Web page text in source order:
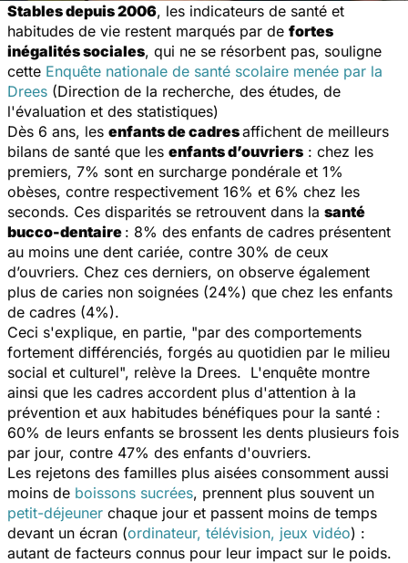
Stables depuis 2006, les indicateurs de santé et
habitudes de vie restent marqués par de fortes
inégalités sociales, qui ne se résorbent pas, souligne
cette Enquête nationale de santé scolaire menée par la
Drees (Direction de la recherche, des études, de
l'évaluation et des statistiques)
Dès 6 ans, les enfants de cadresaffichent de meilleurs
bilans de santé que les enfants d’ouvriers : chez les
premiers, 7% sont en surcharge pondérale et 1%
obèses, contre respectivement 16% et 6% chez les
seconds. Ces disparités se retrouvent dans la santé
bucco-dentaire : 8% des enfants de cadres présentent
au moins une dent cariée, contre 30% de ceux
d’ouvriers. Chez ces derniers, on observe également
plus de caries non soignées (24%) que chez les enfants
de cadres (4%).
Ceci s'explique, en partie, "par des comportements
fortement différenciés, forgés au quotidien par le milieu
social et culturel", relève la Drees. L'enquête montre
ainsi que les cadres accordent plus d'attention à la
prévention et aux habitudes bénéfiques pour la santé :
60% de leurs enfants se brossent les dents plusieurs fois
par jour, contre 47% des enfants d'ouvriers.
Les rejetons des familles plus aisées consomment aussi
moins de boissons sucrées, prennent plus souvent un
petit-déjeuner chaque jour et passent moins de temps
devant un écran (ordinateur, télévision, jeux vidéo) :
autant de facteurs connus pour leur impact sur le poids.